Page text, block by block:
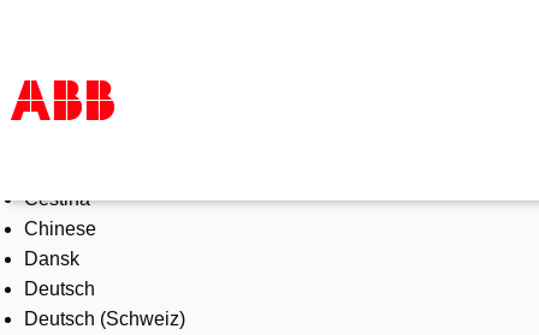
Products & Solutions
Industries
Services
About us
Where to buy
Čeština
Chinese
Dansk
Deutsch
Deutsch (Schweiz)